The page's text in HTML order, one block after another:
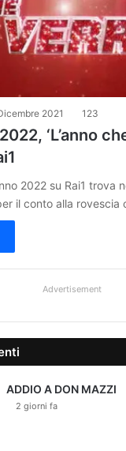
2021 123
‘L’anno
2022 su Rai1 trova
il conto alla rovescia
Advertisement
ADDIO A DON MAZZI
2 giorni fa